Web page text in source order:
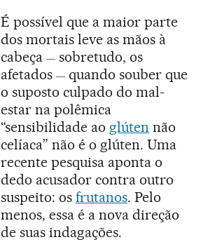
É possível que a maior parte
dos mortais leve as mãos à
cabeça — sobretudo, os
afetados — quando souber que
o suposto culpado do mal-
estar na polêmica
“sensibilidade ao glúten não
celíaca” não é o glúten. Uma
recente pesquisa aponta o
dedo acusador contra outro
suspeito: os frutanos. Pelo
menos, essa é a nova direção
de suas indagações.